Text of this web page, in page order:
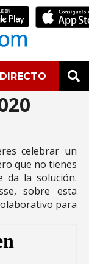
celebrar un
que no tienes
da la solución.
sobre esta
para